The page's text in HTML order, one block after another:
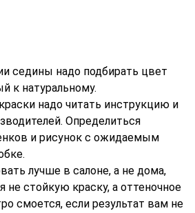
седины надо подбирать цвет
к натуральному.
надо читать инструкцию и
Определиться
и рисунок с ожидаемым
лучше в салоне, а не дома,
не стойкую краску, а оттеночное
смоется, если результат вам не